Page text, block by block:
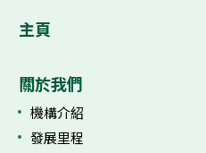
主頁
關於我們
機構介紹
發展里程